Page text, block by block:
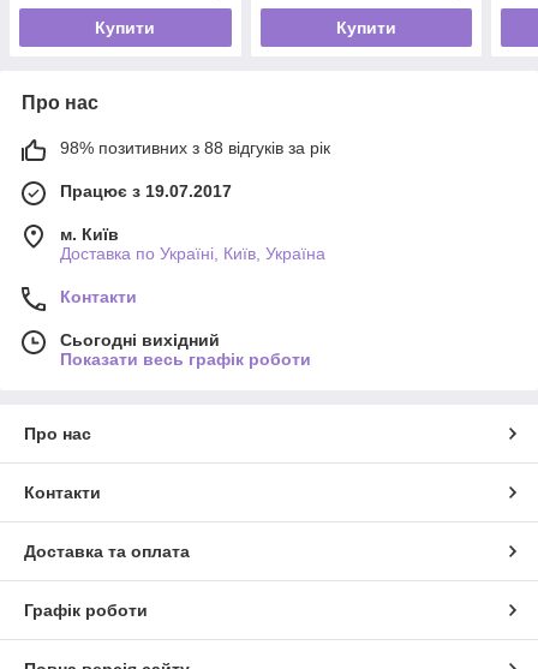
Купити Купити
Про нас
98% позитивних з 88 відгуків за рік
Працює з 19.07.2017
м. Київ
Доставка по Україні, Київ, Україна
Контакти
Сьогодні вихідний
Показати весь графік роботи
Про нас
Контакти
Доставка та оплата
Графік роботи